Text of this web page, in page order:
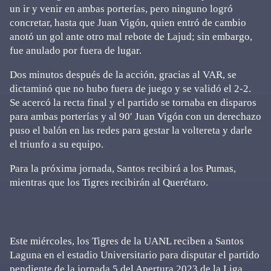
un ir y venir en ambas porterías, pero ninguno logró
concretar, hasta que Juan Vigón, quien entró de cambio
anotó un gol ante otro mal rebote de Lajud; sin embargo,
fue anulado por fuera de lugar.
Dos minutos después de la acción, gracias al VAR, se
dictaminó que no hubo fuera de juego y se validó el 2-2.
Se acercó la recta final y el partido se tornaba en disparos
para ambas porterías y al 90′ Juan Vigón con un derechazo
puso el balón en las redes para gestar la voltereta y darle
el triunfo a su equipo.
Para la próxima jornada, Santos recibirá a los Pumas,
mientras que los Tigres recibirán al Querétaro.
Este miércoles, los Tigres de la UANL reciben a Santos
Laguna en el estadio Universitario para disputar el partido